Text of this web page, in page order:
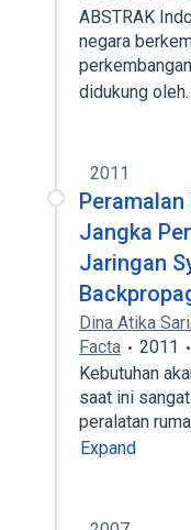
ABSTRAK
negara
didukung
2011
Peramalan
Jangka
Jaringan
Dina Atika Sari
Facta
2011
Kebutuhan
saat ini
peralatan
Expand